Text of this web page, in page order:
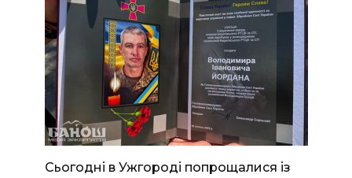
Сьогодні в Ужгороді попрощалися із